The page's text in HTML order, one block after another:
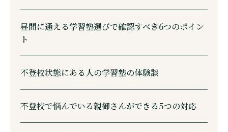
昼間に通える学習塾選びで確認すべき6つのポイン
ト
不登校状態にある人の学習塾の体験談
不登校で悩んでいる親御さんができる5つの対応